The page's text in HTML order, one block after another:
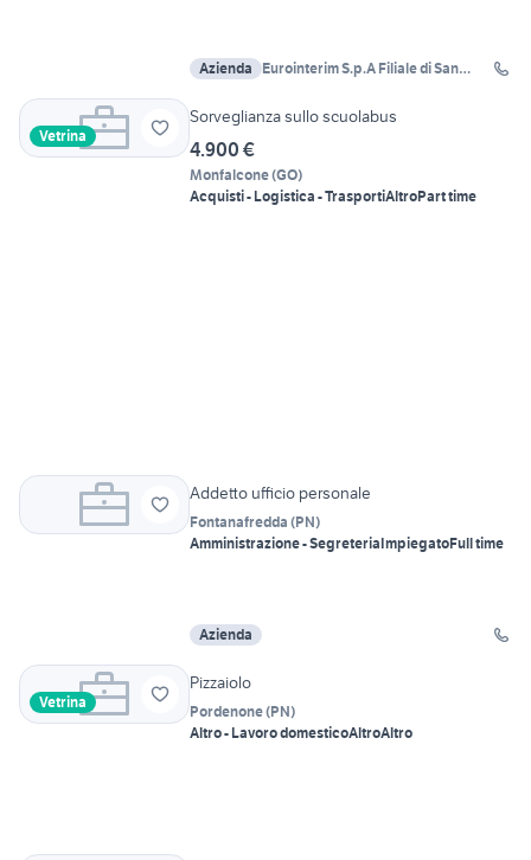
Azienda
Eurointerim S.p.A Filiale di San
Vetrina
Sorveglianza sullo scuolabus
4.900 €
Monfalcone(GO)
Acquisti - Logistica - TrasportiAltroPart time
Addetto ufficio personale
Fontanafredda (PN)
Amministrazione - SegreteriaImpiegatoFull time
Azienda
Vetrina
Pizzaiolo
Pordenone(PN)
Altro - Lavoro domesticoAltroAltro